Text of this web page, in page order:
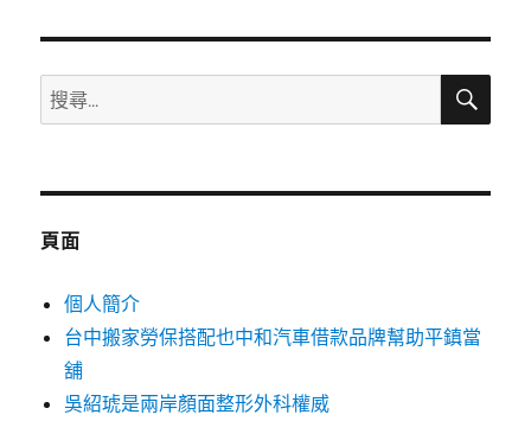
搜
尋
鍵
搜
頁面
個人簡介
台中搬家勞保搭配也中和汽車借款品牌幫助平鎮當
舖
吳紹琥是兩岸顏面整形外科權威